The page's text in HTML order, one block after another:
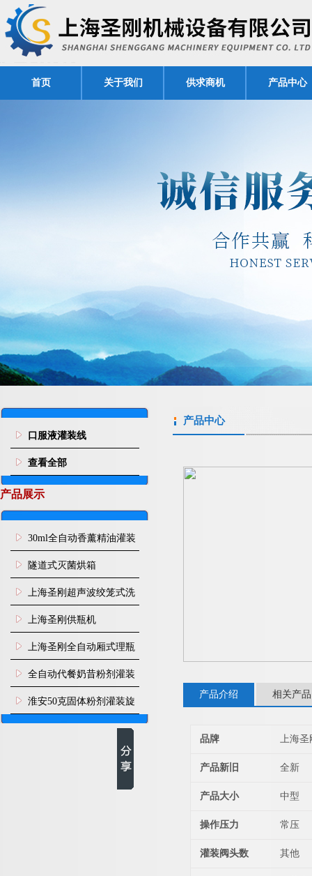
首页 关于我们 供求商机 产品中心
口服液灌装线
查看全部
产品展示
30ml全自动香薰精油灌装
旋盖机
隧道式灭菌烘箱
上海圣刚超声波绞笼式洗
瓶机
上海圣刚供瓶机
上海圣刚全自动厢式理瓶
机
全自动代餐奶昔粉剂灌装
生产线
淮安50克固体粉剂灌装旋
盖机
产品中心
产品介绍 相关产品
品牌 上海圣
产品新旧 全新
产品大小 中型
操作压力 常压
灌装阀头数 其他